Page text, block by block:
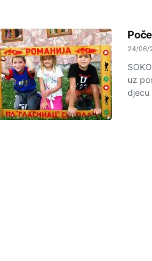
24/06/
uz
djecu